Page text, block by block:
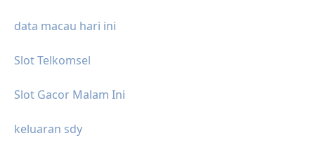
data macau hari ini
Slot Telkomsel
Slot Gacor Malam Ini
keluaran sdy